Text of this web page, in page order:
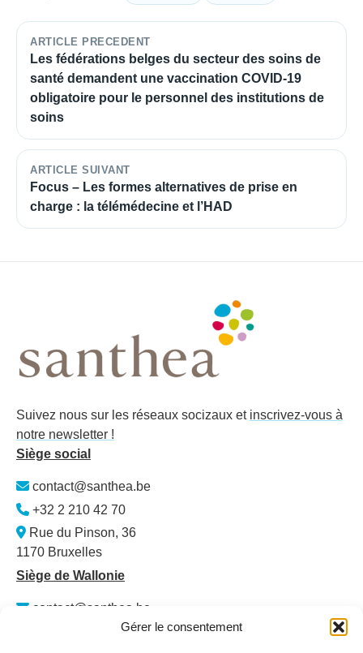
Gérer le consentement
ARTICLE PRECEDENT
Les fédérations belges du secteur des soins de
santé demandent une vaccination COVID-19
obligatoire pour le personnel des institutions de
soins
ARTICLE SUIVANT
Focus – Les formes alternatives de prise en
charge : la télémédecine et l’HAD
Suivez nous sur les réseaux socizaux et inscrivez-vous à
notre newsletter !
Siège social
contact@santhea.be
+32 2 210 42 70
Rue du Pinson, 36
1170 Bruxelles
Siège de Wallonie
contact@santhea.be
Namur Office Park